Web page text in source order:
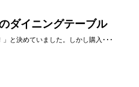
ダイニングテーブル
」と決めていました。しかし購入･･･